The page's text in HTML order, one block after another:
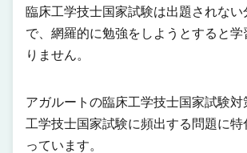
臨床工学技士国家試験は出題されな
で、網羅的に勉強をしようとすると学
りません。
アガルートの臨床工学技士国家試験
工学技士国家試験に頻出する問題に特
っています。